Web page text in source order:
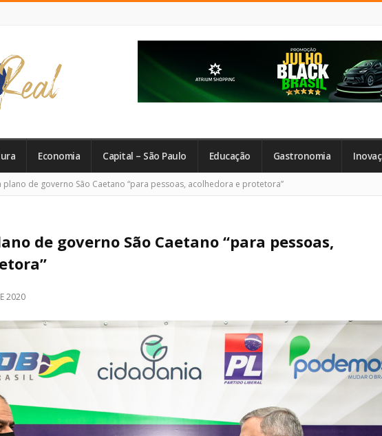
Economia Capital – São Paulo Educação Gastronomia
plano de governo São Caetano “para pessoas, acolhedora e protetora”
de governo São Caetano “para pessoas,
2020